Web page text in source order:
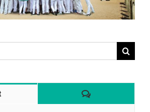
Comentaris